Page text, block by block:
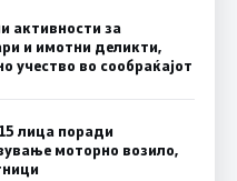
активности за
и имотни деликти,
учество во сообраќајот
лица поради
моторно возило,